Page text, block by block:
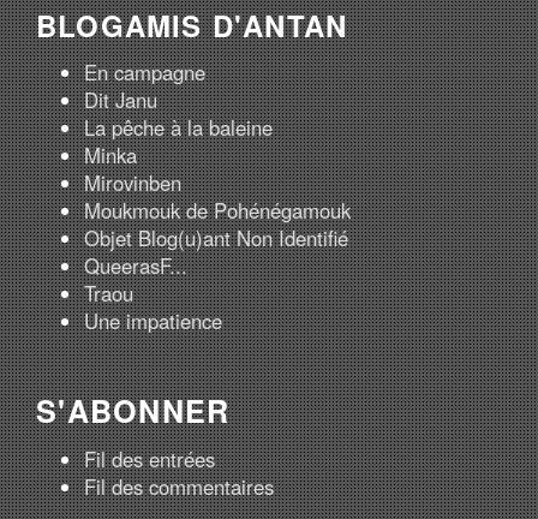
BLOGAMIS D'ANTAN
En campagne
Dit Janu
La pêche à la baleine
Minka
Mirovinben
Moukmouk de Pohénégamouk
Objet Blog(u)ant Non Identifié
QueerasF...
Traou
Une impatience
S'ABONNER
Fil des entrées
Fil des commentaires